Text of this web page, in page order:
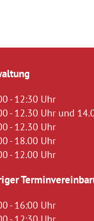
- 12:30 Uhr
- 12.30 Uhr und
- 12.30 Uhr
- 18.00 Uhr
- 12.00 Uhr
- 16:00 Uhr